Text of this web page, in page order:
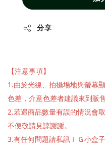
分享
【注意事項】
1.由於光線、拍攝場地與螢幕
色差，介意色差者建議來到販
2.若遇商品數量有誤的情況會
不便敬請見諒謝謝。
3.有任何問題請私訊ＩＧ小盒